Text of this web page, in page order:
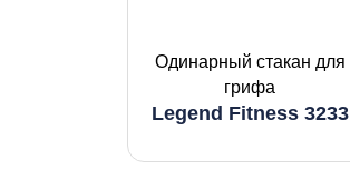
Одинарный стакан для
грифа
Legend Fitness 3233